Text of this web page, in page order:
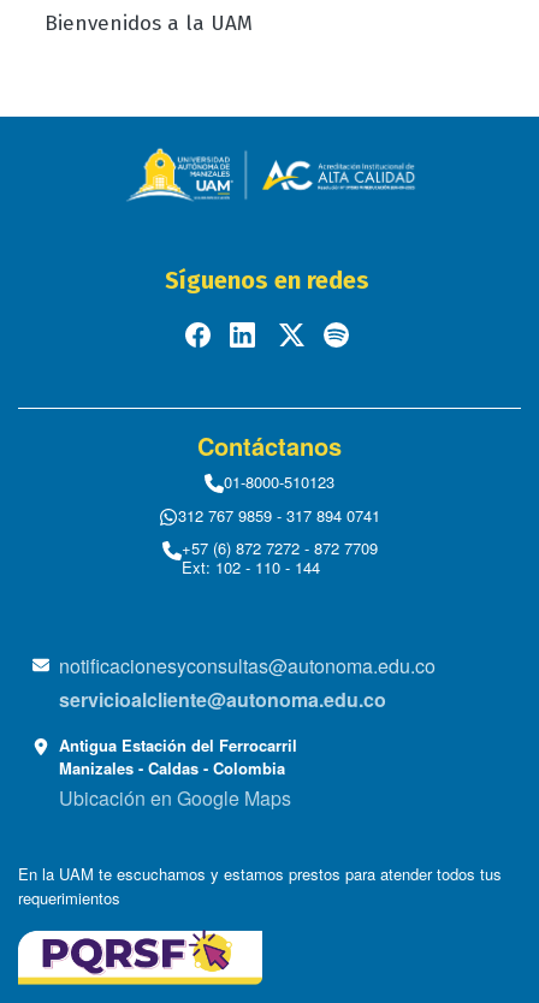
Bienvenidos a la UAM
Síguenos en redes
Contáctanos
01-8000-510123
312 767 9859 - 317 894 0741
+57 (6) 872 7272 - 872 7709
Ext: 102 - 110 - 144
notificacionesyconsultas@autonoma.edu.co
servicioalcliente@autonoma.edu.co
Antigua Estación del Ferrocarril
Manizales - Caldas - Colombia
Ubicación en Google Maps
En la UAM te escuchamos y estamos prestos para atender todos tus
requerimientos